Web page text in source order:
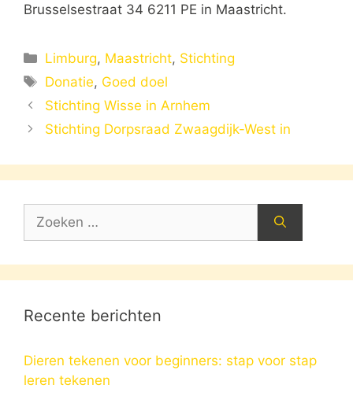
Brusselsestraat 34 6211 PE in Maastricht.
Categorieën
Limburg, Maastricht, Stichting
Tags
Donatie, Goed doel
Stichting Wisse in Arnhem
Stichting Dorpsraad Zwaagdijk-West in
naar:
Recente berichten
Dieren tekenen voor beginners: stap voor stap
leren tekenen